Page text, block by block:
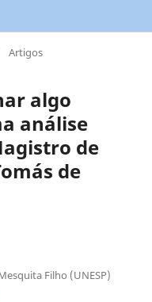
Artigos
algo
análise
de
de
Filho (UNESP)